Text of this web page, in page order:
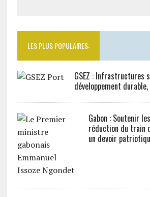
LES PLUS POPULAIRES:
GSEZ : Infrastructures
développement
Gabon : Soutenir
réduction du train
un devoir